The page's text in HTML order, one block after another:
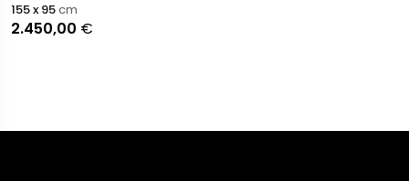
2.450,00 €
155 x 95cm